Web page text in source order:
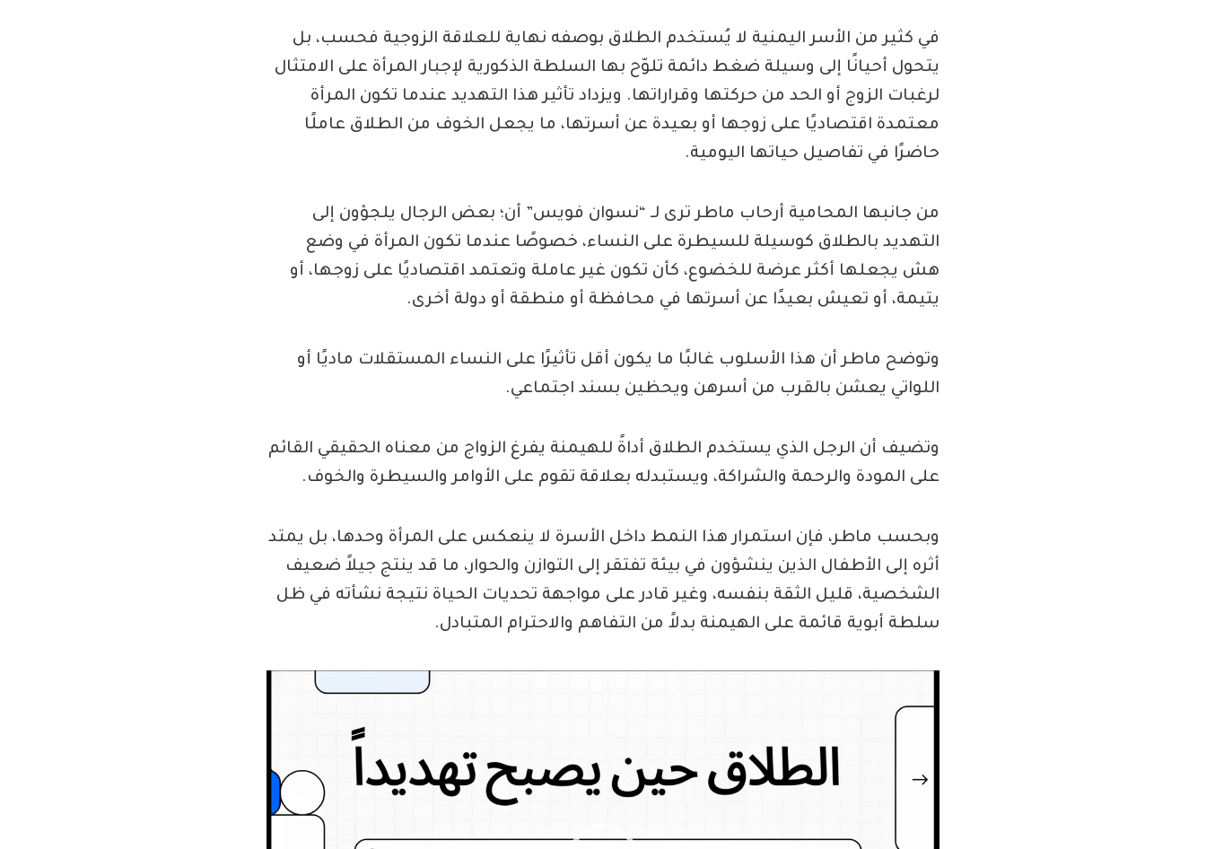
في كثير من الأسر اليمنية لا يُستخدم الطلاق بوصفه نهاية للعلاقة الزوجية فحسب، بل
يتحول أحيانًا إلى وسيلة ضغط دائمة تلوّح بها السلطة الذكورية لإجبار المرأة على الامتثال
لرغبات الزوج أو الحد من حركتها وقراراتها. ويزداد تأثير هذا التهديد عندما تكون المرأة
معتمدة اقتصاديًا على زوجها أو بعيدة عن أسرتها، ما يجعل الخوف من الطلاق عاملًا
حاضرًا في تفاصيل حياتها اليومية.
من جانبها المحامية أرحاب ماطر ترى لـ “نسوان فويس” أن؛ بعض الرجال يلجؤون إلى
التهديد بالطلاق كوسيلة للسيطرة على النساء، خصوصًا عندما تكون المرأة في وضع
هش يجعلها أكثر عرضة للخضوع، كأن تكون غير عاملة وتعتمد اقتصاديًا على زوجها، أو
يتيمة، أو تعيش بعيدًا عن أسرتها في محافظة أو منطقة أو دولة أخرى.
وتوضح ماطر أن هذا الأسلوب غالبًا ما يكون أقل تأثيرًا على النساء المستقلات ماديًا أو
اللواتي يعشن بالقرب من أسرهن ويحظين بسند اجتماعي.
وتضيف أن الرجل الذي يستخدم الطلاق أداةً للهيمنة يفرغ الزواج من معناه الحقيقي القائم
على المودة والرحمة والشراكة، ويستبدله بعلاقة تقوم على الأوامر والسيطرة والخوف.
وبحسب ماطر، فإن استمرار هذا النمط داخل الأسرة لا ينعكس على المرأة وحدها، بل يمتد
أثره إلى الأطفال الذين ينشؤون في بيئة تفتقر إلى التوازن والحوار، ما قد ينتج جيلاً ضعيف
الشخصية، قليل الثقة بنفسه، وغير قادر على مواجهة تحديات الحياة نتيجة نشأته في ظل
سلطة أبوية قائمة على الهيمنة بدلاً من التفاهم والاحترام المتبادل.
الفيديو